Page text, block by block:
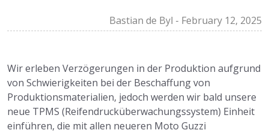
Bastian de Byl - February 12, 2025
Wir erleben Verzögerungen in der Produktion aufgrund
von Schwierigkeiten bei der Beschaffung von
Produktionsmaterialien, jedoch werden wir bald unsere
neue TPMS (Reifendrucküberwachungssystem) Einheit
einführen, die mit allen neueren Moto Guzzi